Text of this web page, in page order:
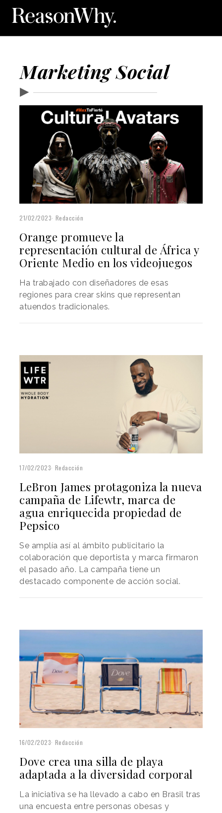
Marketing Social
▶
21/02/2023 Redacción
Orange promueve la
representación cultural de África y
Oriente Medio en los videojuegos
Ha trabajado con diseñadores de esas
regiones para crear skins que representan
atuendos tradicionales.
17/02/2023 Redacción
LeBron James protagoniza la nueva
campaña de Lifewtr, marca de
agua enriquecida propiedad de
Pepsico
Se amplía así al ámbito publicitario la
colaboración que deportista y marca firmaron
el pasado año. La campaña tiene un
destacado componente de acción social.
16/02/2023 Redacción
Dove crea una silla de playa
adaptada a la diversidad corporal
La iniciativa se ha llevado a cabo en Brasil tras
una encuesta entre personas obesas y